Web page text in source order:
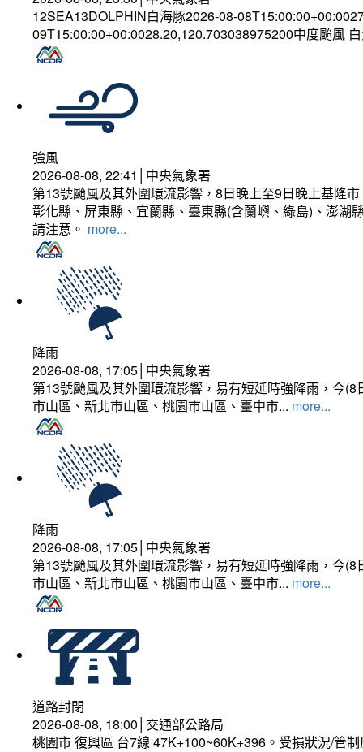
12SEA13DOLPHIN白海豚2026-08-
09T15:00:00+00:0028.20,120.703038975200中度颱風
強風
2026-08-08, 22:41│中央氣象署
第13號颱風及其外圍環流影響，8日晚上至9日晚上基隆
彰化縣、屏東縣、宜蘭縣、臺東縣(含蘭嶼、綠島)、澎湖
請注意。 more...
降雨
2026-08-08, 17:05│中央氣象署
第13號颱風及其外圍環流影響，易有短延時強降雨，今
市山區、新北市山區、桃園市山區、臺中市... more...
降雨
2026-08-08, 17:05│中央氣象署
第13號颱風及其外圍環流影響，易有短延時強降雨，今
市山區、新北市山區、桃園市山區、臺中市... more...
道路封閉
2026-08-08, 18:00│交通部公路局
桃園市 復興區 台7線 47K+100~60K+396。受損狀況/管